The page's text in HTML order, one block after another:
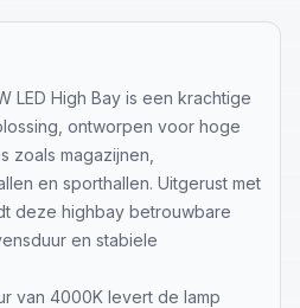
LED High Bay is een krachtige
ontworpen voor hoge
zoals magazijnen,
en sporthallen. Uitgerust met
deze highbay betrouwbare
en stabiele
van 4000K levert de lamp